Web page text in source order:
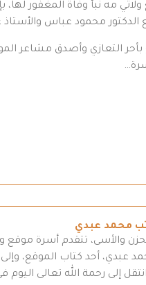
مه نبأ وفاة المغفور لها،
محمود عباس
بأحر التعازي وأصدق مشاعر
محمد عبدي
والأسى، تتقدم أسرة موقع
عبدي، أحد كتاب الموقع،
إلى رحمة الله تعالى